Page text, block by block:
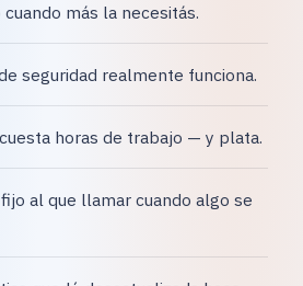
más la necesitás.
seguridad realmente funciona.
horas de trabajo — y plata.
al que llamar cuando algo se